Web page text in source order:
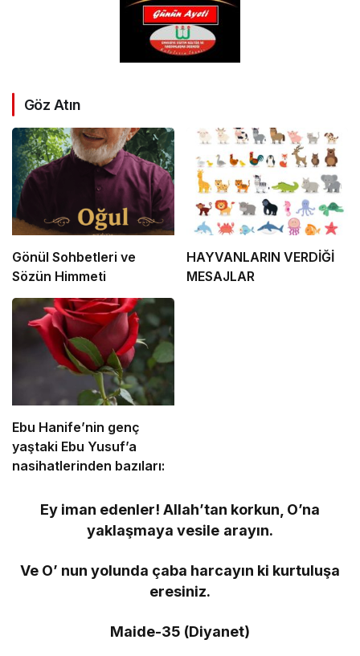
Göz Atın
Gönül Sohbetleri ve
Sözün Himmeti
HAYVANLARIN VERDİĞİ
MESAJLAR
Ebu Hanife’nin genç
yaştaki Ebu Yusuf’a
nasihatlerinden bazıları:
Ey iman edenler! Allah’tan korkun, O’na
yaklaşmaya vesile arayın.
Ve O’ nun yolunda çaba harcayın ki kurtuluşa
eresiniz.
Maide-35 (Diyanet)